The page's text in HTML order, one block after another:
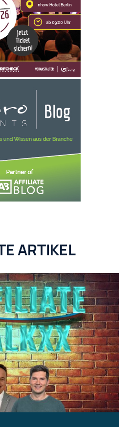
ARTIKEL